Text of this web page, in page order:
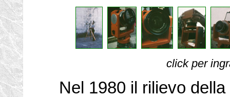
click per
Nel 1980 il rilievo